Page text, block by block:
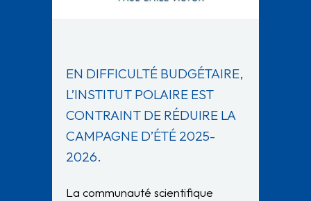
EN DIFFICULTÉ BUDGÉTAIRE,
L’INSTITUT POLAIRE EST
CONTRAINT DE RÉDUIRE LA
CAMPAGNE D’ÉTÉ 2025-
2026.
La communauté scientifique